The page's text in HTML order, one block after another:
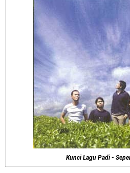
Kunci Lagu Padi -